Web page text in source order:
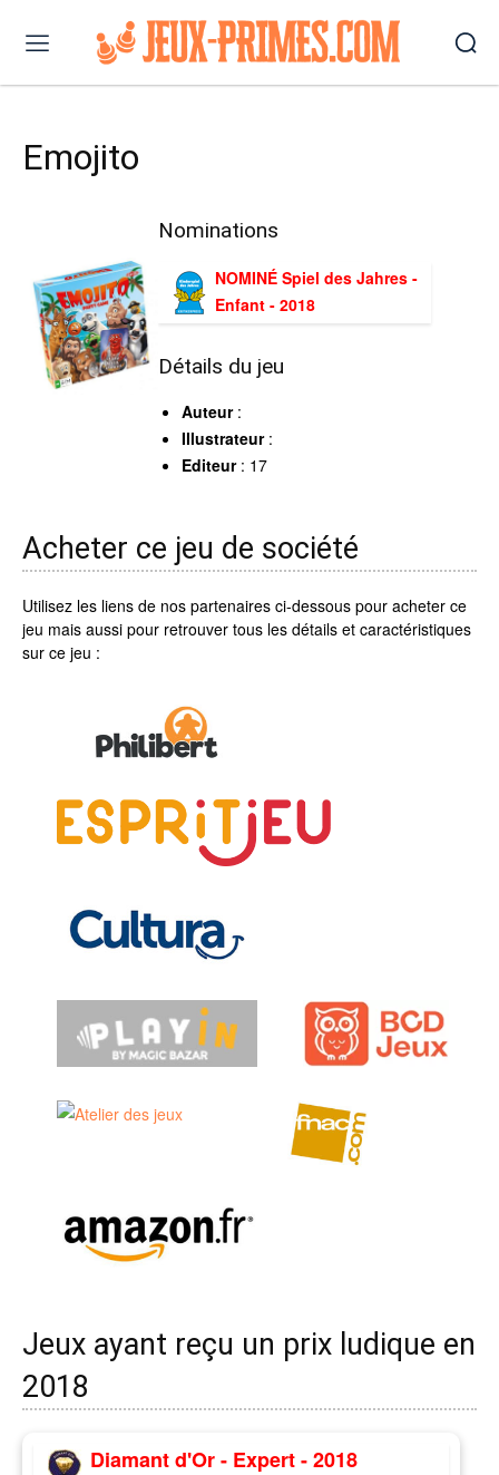
Emojito
Nominations
NOMINÉ Spiel des Jahres -
Enfant - 2018
Détails du jeu
Auteur:
Illustrateur:
Editeur: 17
Acheter ce jeu de société
Utilisez les liens de nos partenaires ci-dessous pour acheter ce
jeu mais aussi pour retrouver tous les détails et caractéristiques
sur ce jeu :
Jeux ayant reçu un prix ludique en
2018
Diamant d'Or - Expert - 2018